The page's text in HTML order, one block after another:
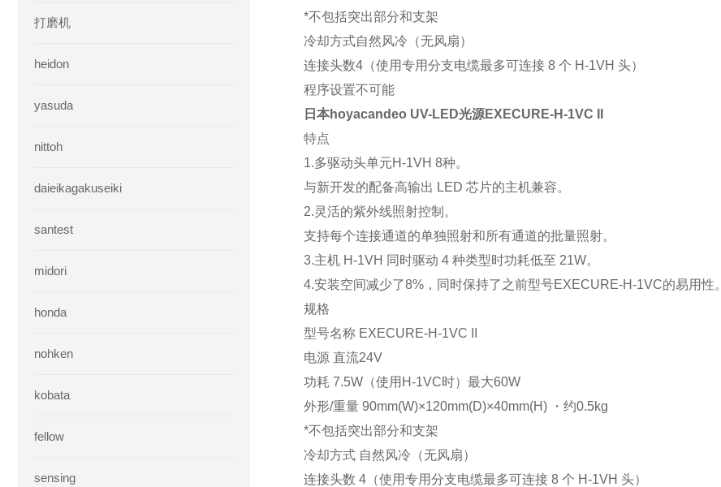
打磨机
heidon
yasuda
nittoh
daieikagakuseiki
santest
midori
honda
nohken
kobata
fellow
sensing
*不包括突出部分和支架
冷却方式自然风冷（无风扇）
连接头数4（使用专用分支电缆最多可连接 8 个 H-1VH 头）
程序设置不可能
日本hoyacandeo UV-LED光源EXECURE-H-1VC II
特点
1.多驱动头单元H-1VH 8种。
与新开发的配备高输出 LED 芯片的主机兼容。
2.灵活的紫外线照射控制。
支持每个连接通道的单独照射和所有通道的批量照射。
3.主机 H-1VH 同时驱动 4 种类型时功耗低至 21W。
4.安装空间减少了8%，同时保持了之前型号EXECURE-H-1VC的易用性。
规格
型号名称 EXECURE-H-1VC II
电源 直流24V
功耗 7.5W（使用H-1VC时）最大60W
外形/重量 90mm(W)×120mm(D)×40mm(H) ・约0.5kg
*不包括突出部分和支架
冷却方式 自然风冷（无风扇）
连接头数 4（使用专用分支电缆最多可连接 8 个 H-1VH 头）